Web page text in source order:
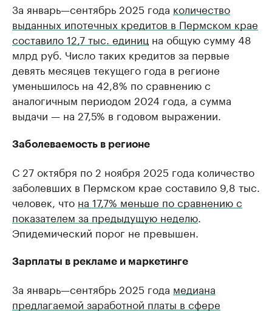
За январь—сентябрь 2025 года количество
выданных ипотечных кредитов в Пермском крае
составило 12,7 тыс. единиц на общую сумму 48
млрд руб. Число таких кредитов за первые
девять месяцев текущего года в регионе
уменьшилось на 42,8% по сравнению с
аналогичным периодом 2024 года, а сумма
выдачи — на 27,5% в годовом выражении.
Заболеваемость в регионе
С 27 октября по 2 ноября 2025 года количество
заболевших в Пермском крае составило 9,8 тыс.
человек, что на 17,7% меньше по сравнению с
показателем за предыдущую неделю
Эпидемический порог не превышен.
Зарплаты в рекламе и маркетинге
За январь—сентябрь 2025 года медиана
предлагаемой заработной платы в сфере